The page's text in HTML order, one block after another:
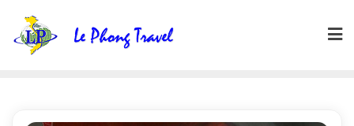
content